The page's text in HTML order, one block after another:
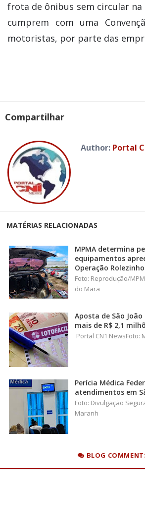
frota de ônibus sem circular na
cumprem com uma
motoristas, por parte das
Compartilhar
Author: Portal
MATÉRIAS RELACIONADAS
MPMA determina
equipamentos
Operação Rolezinho
Foto: Reprodução/
do Mara
Aposta de São
mais de R$ 2,1
Portal CN1 NewsFoto:
Perícia Médica
atendimentos em
Foto: Divulgação
Maranh
BLOG